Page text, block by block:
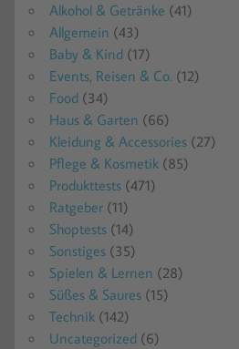
Alkohol & Getränke (41)
Allgemein (43)
Baby & Kind (17)
Events, Reisen & Co. (12)
Food (34)
Haus & Garten (66)
Kleidung & Accessories (27)
Pflege & Kosmetik (85)
Produkttests (471)
Ratgeber (11)
Shoptests (14)
Sonstiges (35)
Spielen & Lernen (28)
Süßes & Saures (15)
Technik (142)
Uncategorized (6)